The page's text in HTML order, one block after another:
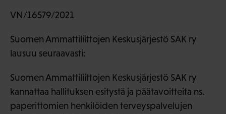
VN/16579/2021
Suomen Ammattiliittojen Keskusjärjestö SAK ry
lausuu seuraavasti:
Suomen Ammattiliittojen Keskusjärjestö SAK ry
kannattaa hallituksen esitystä ja päätavoitteita ns.
paperittomien henkilöiden terveyspalvelujen